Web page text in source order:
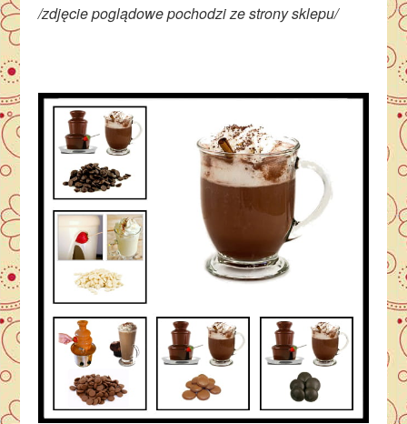
/zdjęcie poglądowe pochodzi ze strony sklepu/